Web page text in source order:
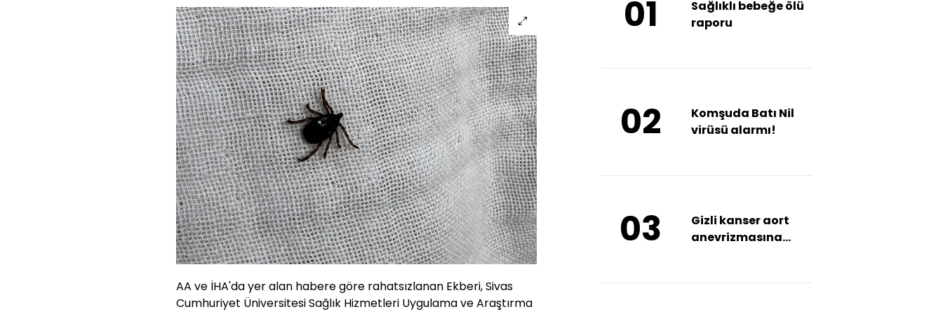
AA ve İHA'da yer alan habere göre rahatsızlanan Ekberi, Sivas
Cumhuriyet Üniversitesi Sağlık Hizmetleri Uygulama ve Araştırma
01
Sağlıklı bebeğe ölü
raporu
02
Komşuda Batı Nil
virüsü alarmı!
03
Gizli kanser aort
anevrizmasına